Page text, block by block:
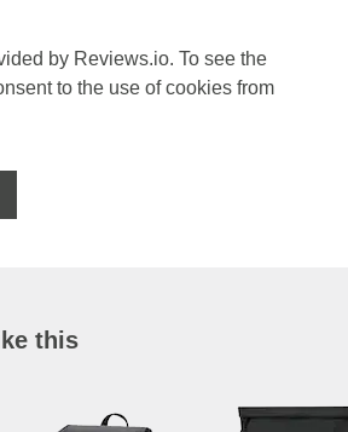
by Reviews.io. To see the
to the use of cookies from
this